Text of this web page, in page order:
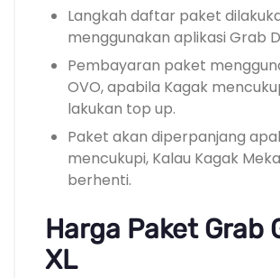
Langkah daftar paket
menggunakan aplikasi Grab
Pembayaran paket
OVO, apabila Kagak
lakukan top up.
Paket akan diperpanjang
mencukupi, Kalau Kagak
berhenti.
Harga Paket Grab
XL